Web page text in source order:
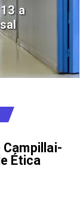
a
Ética